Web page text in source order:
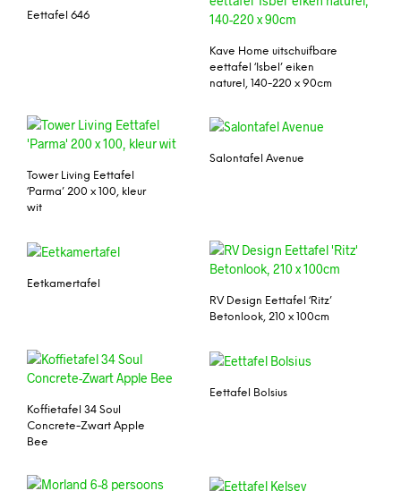
Eettafel 646
Kave Home uitschuifbare
eettafel ‘Isbel’ eiken
naturel, 140-220 x 90cm
Tower Living Eettafel
‘Parma’ 200 x 100, kleur
wit
Salontafel Avenue
Eetkamertafel
RV Design Eettafel ‘Ritz’
Betonlook, 210 x 100cm
Koffietafel 34 Soul
Concrete-Zwart Apple
Bee
Eettafel Bolsius